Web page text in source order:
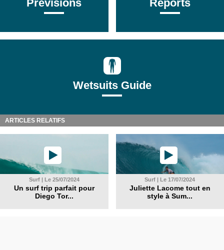
Prévisions Reports
Wetsuits Guide
ARTICLES RELATIFS
Surf | Le 25/07/2024
Un surf trip parfait pour
Diego Tor...
Surf | Le 17/07/2024
Juliette Lacome tout en
style à Sum...